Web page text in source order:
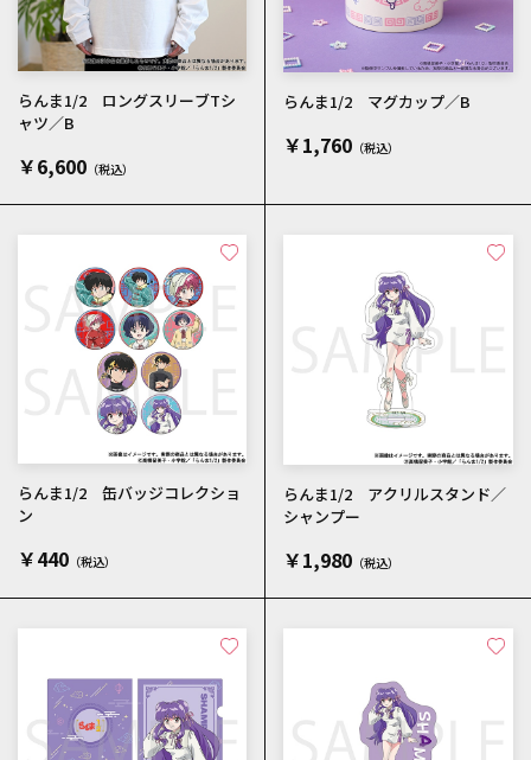
らんま1/2 ロングスリーブTシ
ャツ／B
￥6,600
らんま1/2 マグカップ／B
￥1,760
らんま1/2 缶バッジコレクショ
ン
￥440
らんま1/2 アクリルスタンド／
シャンプー
￥1,980